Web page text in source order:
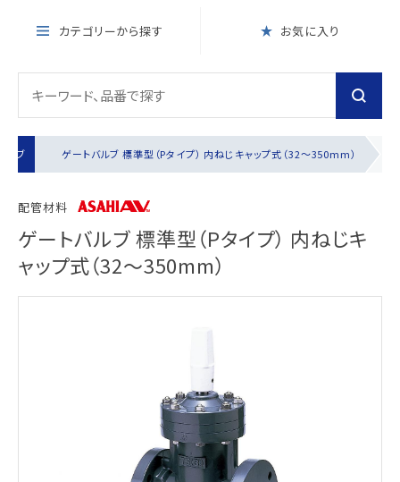
カテゴリーから探す お気に入り
ルブ ゲートバルブ 標準型（Pタイプ） 内ねじキャップ式（32～350mm）
配管材料
ゲートバルブ 標準型（Pタイプ） 内ねじキ
ャップ式（32～350mm）